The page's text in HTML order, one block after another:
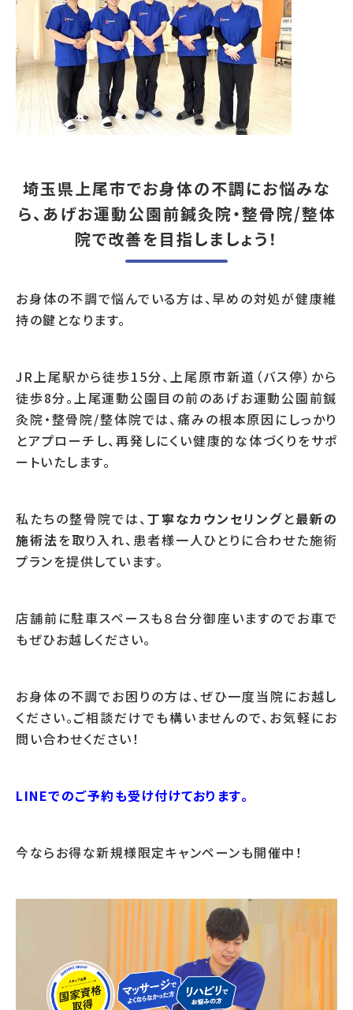
埼玉県上尾市でお身体の不調にお悩みな
ら、あげお運動公園前鍼灸院・整骨院/整体
院で改善を目指しましょう！
お身体の不調で悩んでいる方は、早めの対処が健康維
持の鍵となります。
JR上尾駅から徒歩15分、上尾原市新道（バス停）から
徒歩8分。上尾運動公園目の前のあげお運動公園前鍼
灸院・整骨院/整体院では、痛みの根本原因にしっかり
とアプローチし、再発しにくい健康的な体づくりをサポ
ートいたします。
私たちの整骨院では、丁寧なカウンセリングと最新の
施術法を取り入れ、患者様一人ひとりに合わせた施術
プランを提供しています。
店舗前に駐車スペースも８台分御座いますのでお車で
もぜひお越しください。
お身体の不調でお困りの方は、ぜひ一度当院にお越し
ください。ご相談だけでも構いませんので、お気軽にお
問い合わせください！
LINEでのご予約も受け付けております。
今ならお得な新規様限定キャンペーンも開催中！